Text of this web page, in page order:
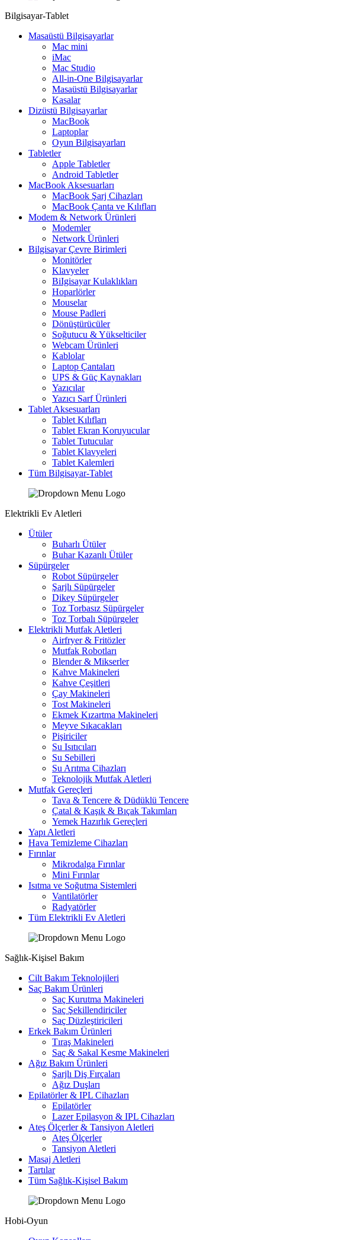
Bilgisayar-Tablet
Masaüstü Bilgisayarlar
Mac mini
iMac
Mac Studio
All-in-One Bilgisayarlar
Masaüstü Bilgisayarlar
Kasalar
Dizüstü Bilgisayarlar
MacBook
Laptoplar
Oyun Bilgisayarları
Tabletler
Apple Tabletler
Android Tabletler
MacBook Aksesuarları
MacBook Şarj Cihazları
MacBook Çanta ve Kılıfları
Modem & Network Ürünleri
Modemler
Network Ürünleri
Bilgisayar Çevre Birimleri
Monitörler
Klavyeler
BiIgisayar Kulaklıkları
Hoparlörler
Mouselar
Mouse Padleri
Dönüştürücüler
Soğutucu & Yükselticiler
Webcam Ürünleri
Kablolar
Laptop Çantaları
UPS & Güç Kaynakları
Yazıcılar
Yazıcı Sarf Ürünleri
Tablet Aksesuarları
Tablet Kılıfları
Tablet Ekran Koruyucular
Tablet Tutucular
Tablet Klavyeleri
Tablet Kalemleri
Tüm Bilgisayar-Tablet
Elektrikli Ev Aletleri
Ütüler
Buharlı Ütüler
Buhar Kazanlı Ütüler
Süpürgeler
Robot Süpürgeler
Şarjlı Süpürgeler
Dikey Süpürgeler
Toz Torbasız Süpürgeler
Toz Torbalı Süpürgeler
Elektrikli Mutfak Aletleri
Airfryer & Fritözler
Mutfak Robotları
Blender & Mikserler
Kahve Makineleri
Kahve Çeşitleri
Çay Makineleri
Tost Makineleri
Ekmek Kızartma Makineleri
Meyve Sıkacakları
Pişiriciler
Su Isıtıcıları
Su Sebilleri
Su Arıtma Cihazları
Teknolojik Mutfak Aletleri
Mutfak Gereçleri
Tava & Tencere & Düdüklü Tencere
Çatal & Kaşık & Bıçak Takımları
Yemek Hazırlık Gereçleri
Yapı Aletleri
Hava Temizleme Cihazları
Fırınlar
Mikrodalga Fırınlar
Mini Fırınlar
Isıtma ve Soğutma Sistemleri
Vantilatörler
Radyatörler
Tüm Elektrikli Ev Aletleri
Sağlık-Kişisel Bakım
Cilt Bakım Teknolojileri
Saç Bakım Ürünleri
Saç Kurutma Makineleri
Saç Şekillendiriciler
Saç Düzleştiricileri
Erkek Bakım Ürünleri
Tıraş Makineleri
Saç & Sakal Kesme Makineleri
Ağız Bakım Ürünleri
Şarjlı Diş Fırçaları
Ağız Duşları
Epilatörler & IPL Cihazları
Epilatörler
Lazer Epilasyon & IPL Cihazları
Ateş Ölçerler & Tansiyon Aletleri
Ateş Ölçerler
Tansiyon Aletleri
Masaj Aletleri
Tartılar
Tüm Sağlık-Kişisel Bakım
Hobi-Oyun